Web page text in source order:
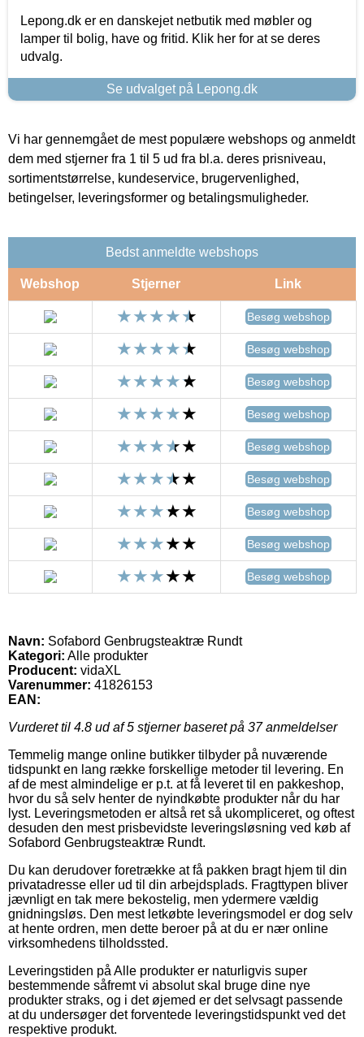
Lepong.dk er en danskejet netbutik med møbler og
lamper til bolig, have og fritid. Klik her for at se deres
udvalg.
Se udvalget på Lepong.dk
Vi har gennemgået de mest populære webshops og anmeldt
dem med stjerner fra 1 til 5 ud fra bl.a. deres prisniveau,
sortimentstørrelse, kundeservice, brugervenlighed,
betingelser, leveringsformer og betalingsmuligheder.
Bedst anmeldte webshops
Webshop Stjerner Link
Besøg webshop
Besøg webshop
Besøg webshop
Besøg webshop
Besøg webshop
Besøg webshop
Besøg webshop
Besøg webshop
Besøg webshop
Navn: Sofabord Genbrugsteaktræ Rundt
Kategori: Alle produkter
Producent: vidaXL
Varenummer: 41826153
EAN:
Vurderet til 4.8 ud af 5 stjerner baseret på 37anmeldelser
Temmelig mange online butikker tilbyder på nuværende
tidspunkt en lang række forskellige metoder til levering. En
af de mest almindelige er p.t. at få leveret til en pakkeshop,
hvor du så selv henter de nyindkøbte produkter når du har
lyst. Leveringsmetoden er altså ret så ukompliceret, og oftest
desuden den mest prisbevidste leveringsløsning ved køb af
Sofabord Genbrugsteaktræ Rundt.
Du kan derudover foretrække at få pakken bragt hjem til din
privatadresse eller ud til din arbejdsplads. Fragttypen bliver
jævnligt en tak mere bekostelig, men ydermere vældig
gnidningsløs. Den mest letkøbte leveringsmodel er dog selv
at hente ordren, men dette beroer på at du er nær online
virksomhedens tilholdssted.
Leveringstiden på Alle produkter er naturligvis super
bestemmende såfremt vi absolut skal bruge dine nye
produkter straks, og i det øjemed er det selvsagt passende
at du undersøger det forventede leveringstidspunkt ved det
respektive produkt.